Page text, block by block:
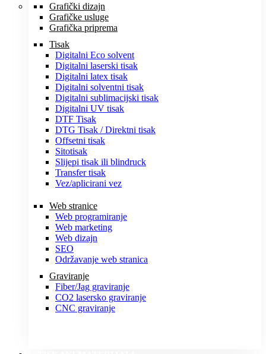
Grafički dizajn
Grafičke usluge
Grafička priprema
Tisak
Digitalni Eco solvent
Digitalni laserski tisak
Digitalni latex tisak
Digitalni solventni tisak
Digitalni sublimacijski tisak
Digitalni UV tisak
DTF Tisak
DTG Tisak / Direktni tisak
Offsetni tisak
Sitotisak
Slijepi tisak ili blindruck
Transfer tisak
Vez/aplicirani vez
Web stranice
Web programiranje
Web marketing
Web dizajn
SEO
Održavanje web stranica
Graviranje
Fiber/Jag graviranje
CO2 lasersko graviranje
CNC graviranje